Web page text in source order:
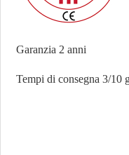
Garanzia 2 anni
Tempi di consegna 3/10